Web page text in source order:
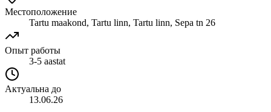
Местоположение
Tartu maakond, Tartu linn, Tartu linn, Sepa tn 26
Опыт работы
3-5 aastat
Актуальна до
13.06.26